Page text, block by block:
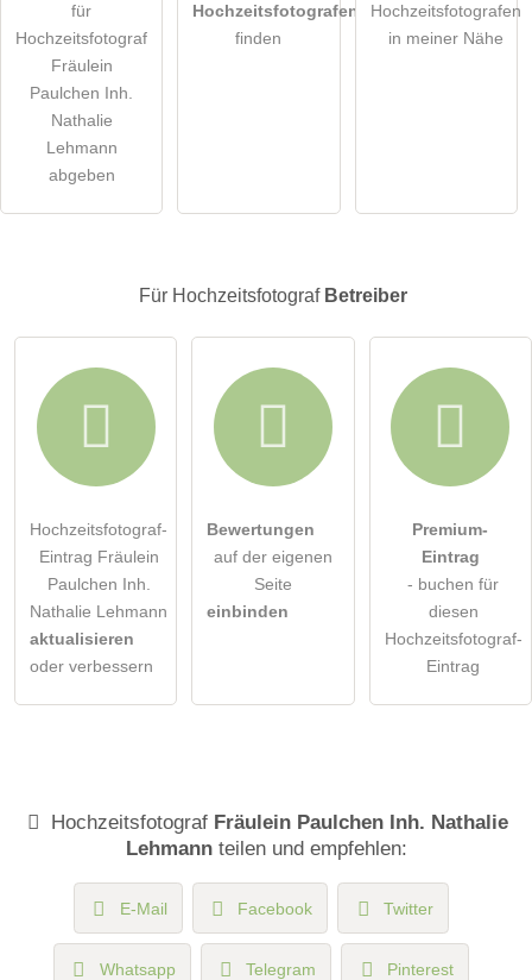
Die Datenschutzerklärung habe ich zur Kenntnis genommen.
öffentliche Frage stellen
Hinweis:Bitte beachten Sie, öffentliche Fragen sind
Besucher sichtbar
Hochzeitsfotograf-Eintrag zu stellen.
für
Hochzeitsfotograf
Fräulein
Paulchen Inh.
Nathalie
Lehmann
abgeben
Hochzeitsfotografen
finden
Hochzeitsfotografen
in meiner Nähe
Für Hochzeitsfotograf Betreiber
Hochzeitsfotograf-
Eintrag Fräulein
Paulchen Inh.
Nathalie Lehmann
aktualisieren
oder verbessern
Bewertungen
auf der eigenen
Seite
einbinden
Premium-
Eintrag
- buchen für
diesen
Hochzeitsfotograf-
Eintrag
Hochzeitsfotograf Fräulein Paulchen Inh. Nathalie
Lehmann teilen und empfehlen:
E-Mail Facebook Twitter
Whatsapp Telegram Pinterest